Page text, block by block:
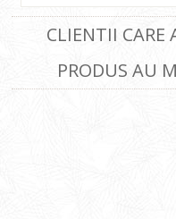
CLIENTII CARE
PRODUS AU